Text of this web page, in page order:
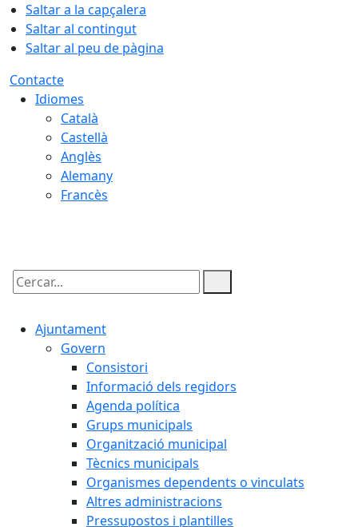
Saltar a la capçalera
Saltar al contingut
Saltar al peu de pàgina
Contacte
Idiomes
Català
Castellà
Anglès
Alemany
Francès
Cercar:
Ajuntament
Govern
Consistori
Informació dels regidors
Agenda política
Grups municipals
Organització municipal
Tècnics municipals
Organismes dependents o vinculats
Altres administracions
Pressupostos i plantilles